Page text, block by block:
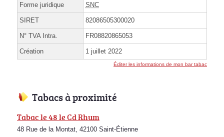
Forme juridique SNC
SIRET 82086505300020
N° TVA Intra. FR08820865053
Création 1 juillet 2022
Éditer les informations de mon bar tabac
Tabacs à proximité
Tabac le 48 le Cd Rhum
48 Rue de la Montat, 42100 Saint-Étienne